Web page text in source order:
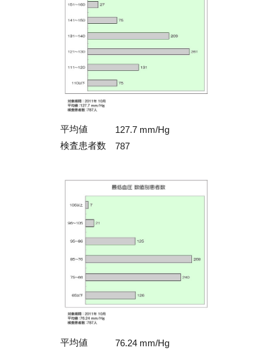
平均値
127.7 mm/Hg
検査患者数
787
平均値
76.24 mm/Hg